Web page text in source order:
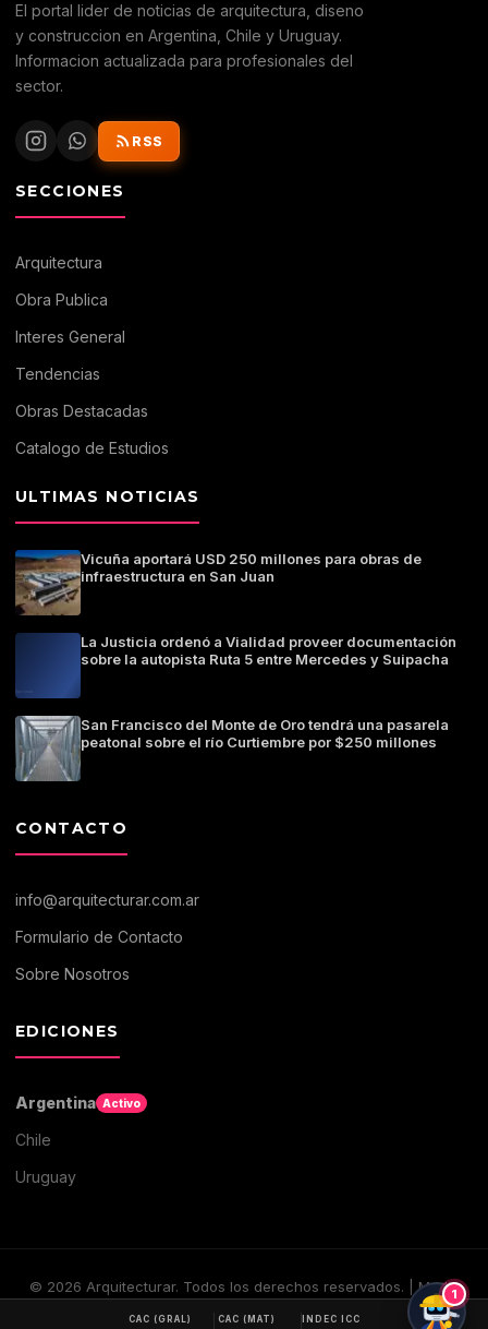
El portal lider de noticias de arquitectura, diseno
y construccion en Argentina, Chile y Uruguay.
Informacion actualizada para profesionales del
sector.
RSS
SECCIONES
Arquitectura
Obra Publica
Interes General
Tendencias
Obras Destacadas
Catalogo de Estudios
ULTIMAS NOTICIAS
Vicuña aportará USD 250 millones para obras de
infraestructura en San Juan
La Justicia ordenó a Vialidad proveer documentación
sobre la autopista Ruta 5 entre Mercedes y Suipacha
San Francisco del Monte de Oro tendrá una pasarela
peatonal sobre el río Curtiembre por $250 millones
CONTACTO
info@arquitecturar.com.ar
Formulario de Contacto
Sobre Nosotros
EDICIONES
Argentina Activo
Chile
Uruguay
© 2026 Arquitecturar. Todos los derechos reservados. | Medio
CAC (GRAL) CAC (MAT) INDEC ICC
1